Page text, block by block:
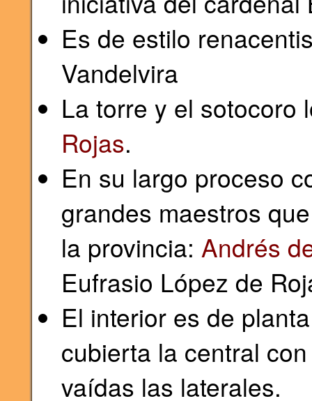
Es de estilo
Vandelvira
La torre y el sotocoro
Rojas.
En su largo proceso
grandes maestros
la provincia: Andrés
Eufrasio López de
El interior es de
cubierta la central
vaídas las laterales.